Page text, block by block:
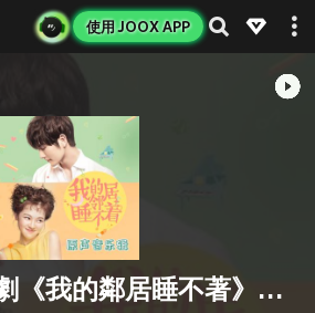
使用 JOOX APP
沒聽見 (網路劇《我的鄰居睡不著》片尾曲)